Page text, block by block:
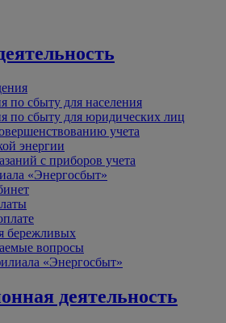
по сбыту для населения
по сбыту для юридических лиц
учета
энергии
с приборов учета
«Энергосбыт»
бережливых
вопросы
«Энергосбыт»
деятельность